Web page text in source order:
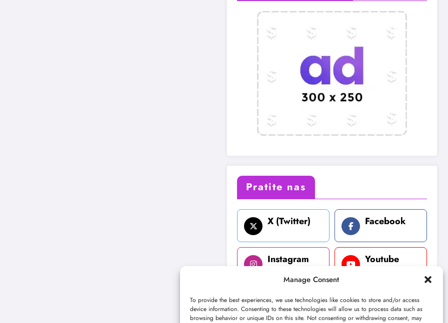
Manage Consent
To provide the best experiences, we use technologies like cookies to store and/or access
device information. Consenting to these technologies will allow us to process data such as
browsing behavior or unique IDs on this site. Not consenting or withdrawing consent, may
Pratite nas
X (Twitter) Facebook
Instagram Youtube
LinkedIn